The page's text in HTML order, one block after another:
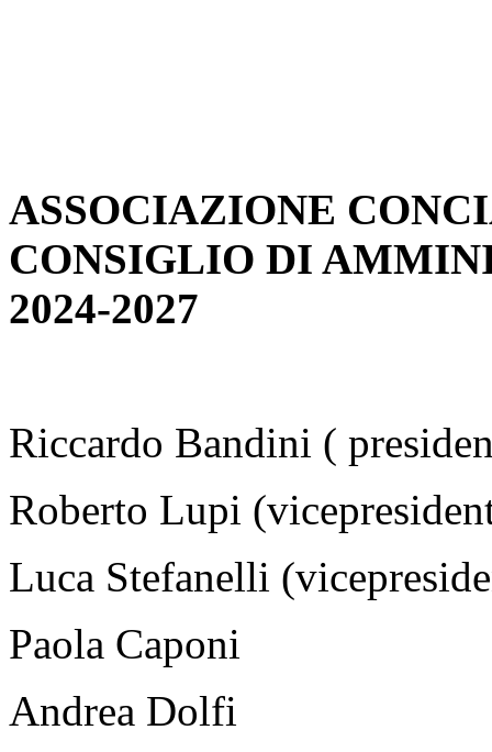
ASSOCIAZIONE
CONSIGLIO DI
2024-2027
Riccardo Bandini (
Roberto Lupi
Luca Stefanelli
Paola Caponi
Andrea Dolfi